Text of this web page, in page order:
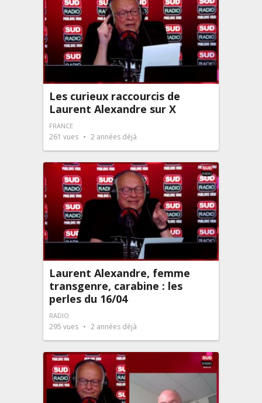
Les curieux raccourcis de
Laurent Alexandre sur X
FRANCE
261 vues 2 années déjà
Laurent Alexandre, femme
transgenre, carabine : les
perles du 16/04
RADIO
295 vues 2 années déjà